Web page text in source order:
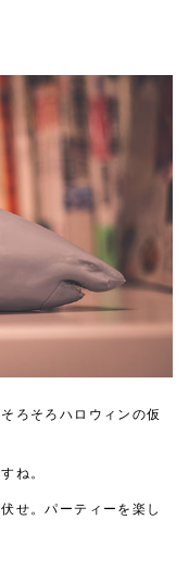
ろそろハロウィンの仮
ね。
せ。パーティーを楽し